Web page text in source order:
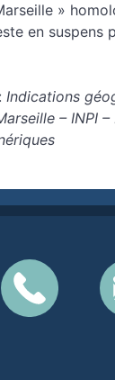
»
en suspens
Indications
– INPI –